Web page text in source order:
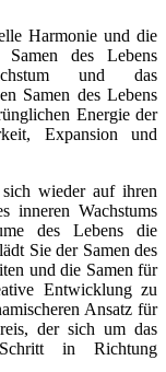
Harmonie und die
des Lebens
und das
Samen des Lebens
Energie der
Expansion und
wieder auf ihren
inneren Wachstums
des Lebens die
Sie der Samen des
und die Samen für
Entwicklung zu
Ansatz für
der sich um das
in Richtung